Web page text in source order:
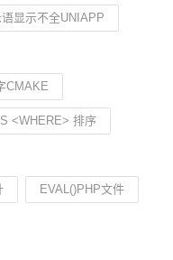
显示不全UNIAPP
CMAKE
<WHERE> 排序
EVAL()PHP文件